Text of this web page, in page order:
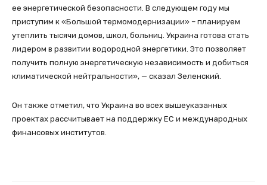
ее энергетической безопасности. В следующем году мы
приступим к «Большой термомодернизации» – планируем
утеплить тысячи домов, школ, больниц. Украина готова стать
лидером в развитии водородной энергетики. Это позволяет
получить полную энергетическую независимость и добиться
климатической нейтральности», — сказал Зеленский.
Он также отметил, что Украина во всех вышеуказанных
проектах рассчитывает на поддержку ЕС и международных
финансовых институтов.